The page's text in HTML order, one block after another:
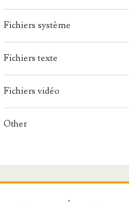
Fichiers système
Fichiers texte
Fichiers vidéo
Other